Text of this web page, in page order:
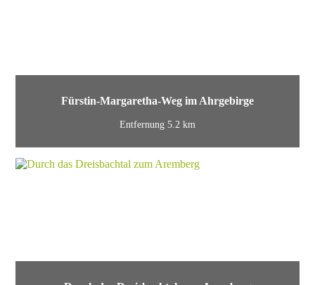
Fürstin-Margaretha-Weg im Ahrgebirge
Entfernung 5.2 km